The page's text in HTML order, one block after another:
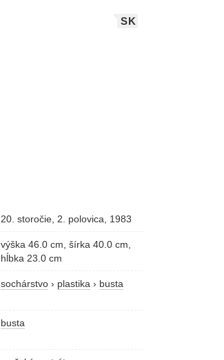
SK
20. storočie, 2. polovica, 1983
výška 46.0 cm, šírka 40.0 cm,
hĺbka 23.0 cm
sochárstvo › plastika › busta
busta